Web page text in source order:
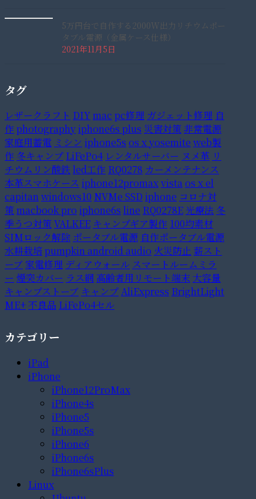
5万円台で自作する2000W出力リチウムポー
タブル電源（金属ケース仕様）
2021年11月5日
タグ
レザークラフト DIYmac pc修理 ガジェット修理 自
作 photography iphone6s plus 災害対策非常電源
家庭用蓄電 ミシン iphone5s os x yosemite web製
作 冬キャンプ LiFePo4 レンタルサーバー ヌメ革 リ
チウムリン酸鉄 led工作 RQ0278 カーメンテナンス
本革スマホケース iphone12promaxvistaos x el
capitanwindows10 NVMe SSD iphone コロナ対
策macbook pro iphone6s line RQ0278E 光療法 冬
季うつ対策VALKEE キャンプギア製作 100均素材
SIMロック解除 ポータブル電源 自作ポータブル電源
水耕栽培pumpkin android audio 火災防止 薪スト
ーブ家電修理 ディアウォール スマートルームミラ
ー 煙突カバー ラス網 高齢者用リモート端末大容量
キャンプストーブ キャンプAliExpress BrightLight
ME+不良品 LiFePo4セル
カテゴリー
iPad
iPhone
iPhone12ProMax
iPhone4s
iPhone5
iPhone5s
iPhone6
iPhone6s
iPhone6sPlus
Linux